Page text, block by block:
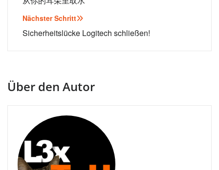
Nächster Schritt
Sicherheitslücke Logitech schließen!
Über den Autor